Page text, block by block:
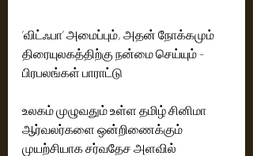
’விட்ஃபா’ அமைப்பும், அதன் நோக்கமும்
திரையுலகத்திற்கு நன்மை செய்யும் -
பிரபலங்கள் பாராட்டு
உலகம் முழுவதும் உள்ள தமிழ் சினிமா
ஆர்வலர்களை ஒன்றிணைக்கும்
முயற்சியாக சர்வதேச அளவில்